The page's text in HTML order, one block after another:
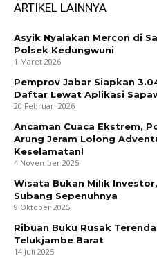
ARTIKEL LAINNYA
Asyik Nyalakan Mercon di
Polsek Kedungwuni
1 Maret 2026
Pemprov Jabar Siapkan
Daftar Lewat Aplikasi
20 Februari 2026
Ancaman Cuaca Ekstrem,
Arung Jeram Lolong
Keselamatan!
4 November 2025
Wisata Bukan Milik
Subang Sepenuhnya
9 Oktober 2025
Ribuan Buku Rusak
Telukjambe Barat
14 Juli 2025